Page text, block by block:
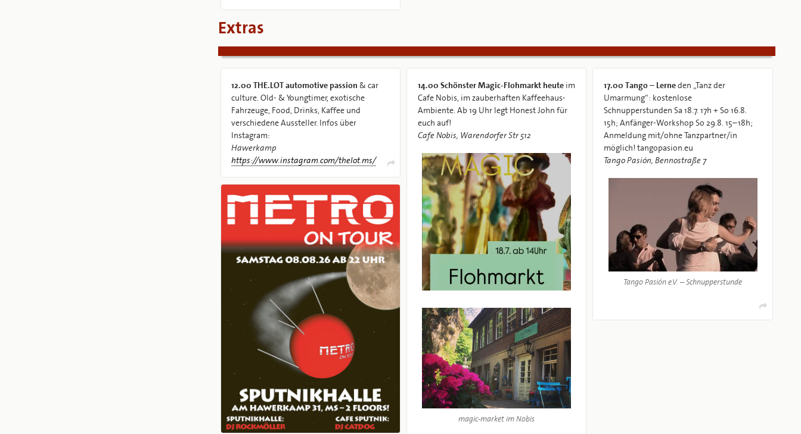
Extras
12.00THE.LOT automotive passion & car
culture. Old- & Youngtimer, exotische
Fahrzeuge, Food, Drinks, Kaffee und
verschiedene Aussteller. Infos über
Instagram:
Hawerkamp
https://www.instagram.com/thelot.ms/
14.00 Schönster Magic-Flohmarkt heuteim
Cafe Nobis, im zauberhaften Kaffeehaus-
Ambiente. Ab 19 Uhr legt Honest John für
euch auf!
Cafe Nobis, Warendorfer Str 512
magic-market im Nobis
17.00 Tango – Lerneden „Tanz der
Umarmung“: kostenlose
Schnupperstunden Sa 18.7. 17h + So 16.8.
15h; Anfänger-Workshop So 29.8. 15–18h;
Anmeldung mit/ohne Tanzpartner/in
möglich! tangopasion.eu
Tango Pasión, Bennostraße 7
Tango Pasión e.V. – Schnupperstunde